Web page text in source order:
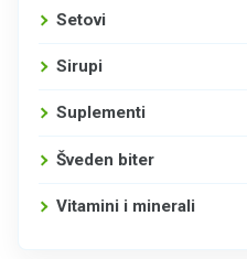
Setovi
Sirupi
Suplementi
Šveden biter
Vitamini i minerali